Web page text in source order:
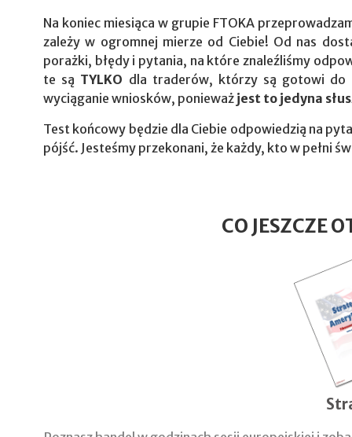
Na koniec miesiąca w grupie FTOKA
zależy w ogromnej mierze od Ciebie! Od nas
porażki, błędy i pytania, na które znaleźliśmy
te są TYLKO dla traderów, którzy są gotowi do
wyciąganie wniosków, ponieważ jest to jedyna
Test końcowy będzie dla Ciebie odpowiedzią na
pójść. Jesteśmy przekonani, że każdy, kto w pełni
CO JESZCZE